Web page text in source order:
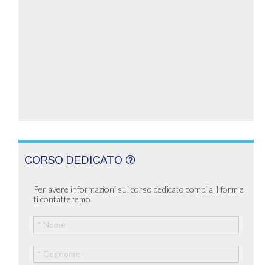
CORSO DEDICATO
Per avere informazioni sul corso dedicato compila il form e
ti contatteremo